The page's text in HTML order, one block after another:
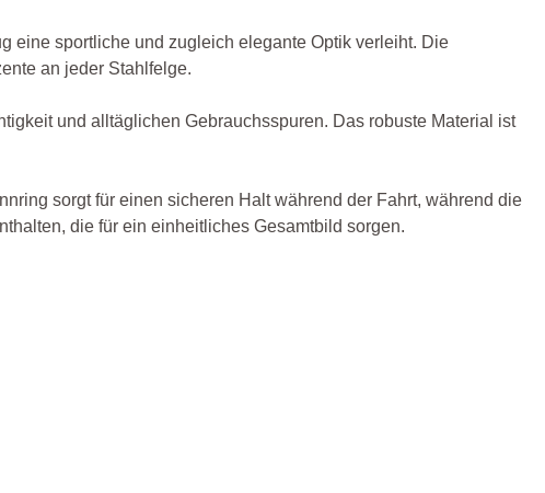
eine sportliche und zugleich elegante Optik verleiht. Die
an jeder Stahlfelge.
und alltäglichen Gebrauchsspuren. Das robuste Material ist
sorgt für einen sicheren Halt während der Fahrt, während die
die für ein einheitliches Gesamtbild sorgen.